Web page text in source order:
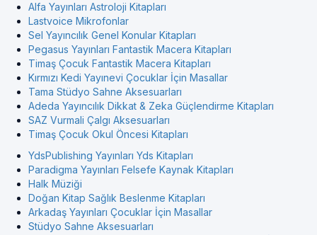
Alfa Yayınları Astroloji Kitapları
Lastvoice Mikrofonlar
Sel Yayıncılık Genel Konular Kitapları
Pegasus Yayınları Fantastik Macera Kitapları
Timaş Çocuk Fantastik Macera Kitapları
Kırmızı Kedi Yayınevi Çocuklar İçin Masallar
Tama Stüdyo Sahne Aksesuarları
Adeda Yayıncılık Dikkat & Zeka Güçlendirme Kitapları
SAZ Vurmali Çalgı Aksesuarları
Timaş Çocuk Okul Öncesi Kitapları
YdsPublishing Yayınları Yds Kitapları
Paradigma Yayınları Felsefe Kaynak Kitapları
Halk Müziği
Doğan Kitap Sağlık Beslenme Kitapları
Arkadaş Yayınları Çocuklar İçin Masallar
Stüdyo Sahne Aksesuarları